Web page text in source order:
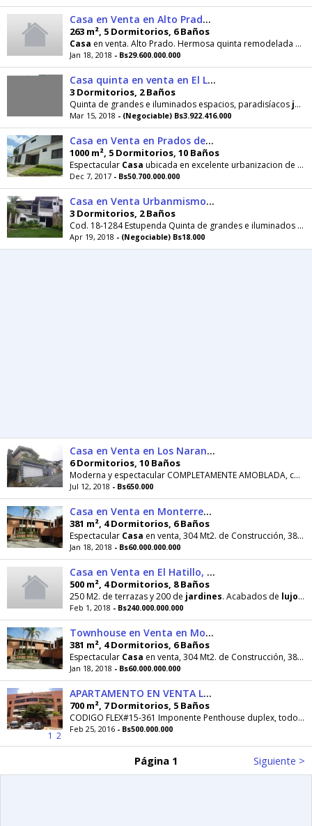
Casa en Venta en Alto Prado, , VE RAH: 18554
263 m², 5 Dormitorios, 6 Baños
Casa en venta. Alto Prado. Hermosa quinta remodelada al estilo Victoriano, con acabados de
Jan 18, 2018 - Bs29.600.000.000
Casa quinta en venta en El Limón Maracay código: 181284
3 Dormitorios, 2 Baños
Quinta de grandes e iluminados espacios, paradisíacos jardines
Mar 15, 2018 - (Negociable) Bs3.922.416.000
Casa en Venta en Prados del Este, , VE RAH: 168566
1000 m², 5 Dormitorios, 10 Baños
Espectacular Casa ubicada en excelente urbanizacion de
Dec 7, 2017 - Bs50.700.000.000
Casa en Venta Urbanmismo Privado Sector Niño Jesus El Limon
3 Dormitorios, 2 Baños
Cod. 18-1284 Estupenda Quinta de grandes e iluminados espacios, paradisiacos
Apr 19, 2018 - (Negociable) Bs18.000
Casa en Venta en Los Naranjos del Cafetal, , VE RAH: 18876
6 Dormitorios, 10 Baños
Moderna y espectacular COMPLETAMENTE AMOBLADA, consta de 2 apartamentos de
Jul 12, 2018 - Bs650.000
Casa en Venta en Monterrey, , VE RAH: 1713635
381 m², 4 Dormitorios, 6 Baños
Espectacular Casa en venta, 304 Mt2. de Construcción, 381 Mts2. de Terreno, acabados de
Jan 18, 2018 - Bs60.000.000.000
Casa en Venta en El Hatillo, , VE RAH: 1611945
500 m², 4 Dormitorios, 8 Baños
250 M2. de terrazas y 200 de jardines. Acabados de lujo, 4
Feb 1, 2018 - Bs240.000.000.000
Townhouse en Venta en Monterrey, , VE RAH: 1715666
381 m², 4 Dormitorios, 6 Baños
Espectacular Casa en venta, 304 Mt2. de Construcción, 381 Mts2. de Terreno, acabados de
Jan 18, 2018 - Bs60.000.000.000
1 2
APARTAMENTO EN VENTA LA BONITA
700 m², 7 Dormitorios, 5 Baños
CODIGO FLEX#15-361 Imponente Penthouse duplex, todo remodelado con acabados de
Feb 25, 2016 - Bs500.000.000
Página 1 Siguiente >